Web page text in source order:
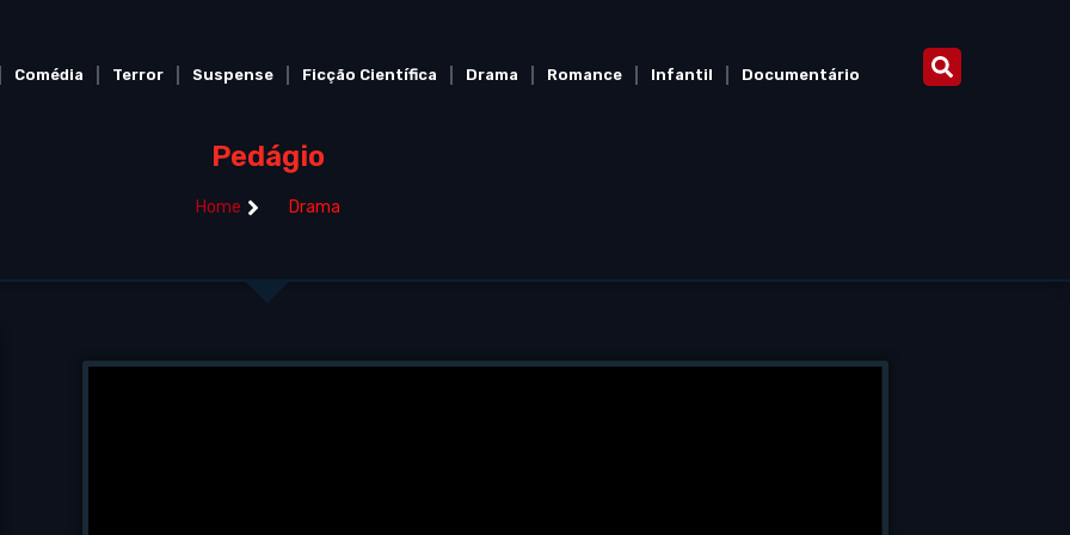
Comédia Terror Suspense Ficção Científica Drama Romance Infantil Documentário
Pedágio
Home Drama